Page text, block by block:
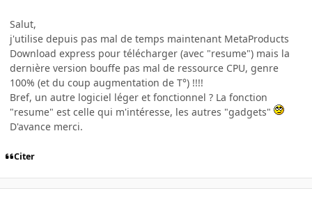
Salut,
j'utilise depuis pas mal de temps maintenant MetaProducts
Download express pour télécharger (avec "resume") mais la
dernière version bouffe pas mal de ressource CPU, genre
100% (et du coup augmentation de T°) !!!!
Bref, un autre logiciel léger et fonctionnel ? La fonction
"resume" est celle qui m'intéresse, les autres "gadgets"
D'avance merci.
Citer